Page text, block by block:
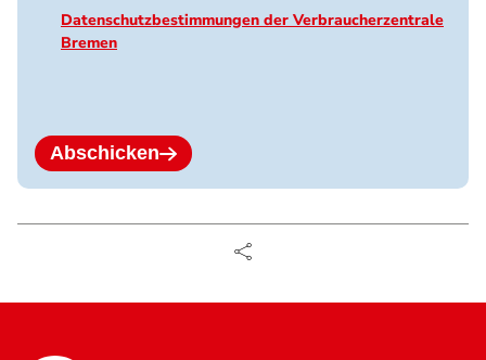
Datenschutzbestimmungen der Verbraucherzentrale
Bremen
Abschicken